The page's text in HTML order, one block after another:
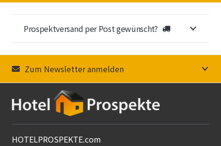
Prospektversand per Post gewünscht?
Zum Newsletter anmelden
HOTELPROSPEKTE.com